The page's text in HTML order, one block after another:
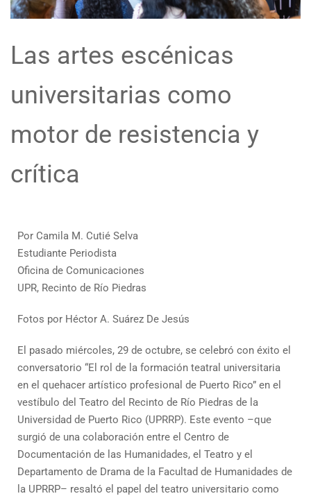
Las artes escénicas
universitarias como
motor de resistencia y
crítica
Por Camila M. Cutié Selva
Estudiante Periodista
Oficina de Comunicaciones
UPR, Recinto de Río Piedras
Fotos por Héctor A. Suárez De Jesús
El pasado miércoles, 29 de octubre, se celebró con éxito el
conversatorio “El rol de la formación teatral universitaria
en el quehacer artístico profesional de Puerto Rico” en el
vestíbulo del Teatro del Recinto de Río Piedras de la
Universidad de Puerto Rico (UPRRP). Este evento –que
surgió de una colaboración entre el Centro de
Documentación de las Humanidades, el Teatro y el
Departamento de Drama de la Facultad de Humanidades de
la UPRRP– resaltó el papel del teatro universitario como